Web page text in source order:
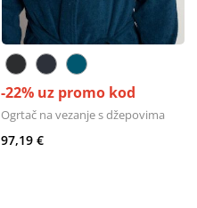
-22% uz promo kod
Ogrtač na vezanje s džepovima
97,19 €